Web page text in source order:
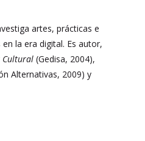
artes, prácticas e
la era digital. Es autor,
Cultural(Gedisa, 2004),
Alternativas, 2009) y